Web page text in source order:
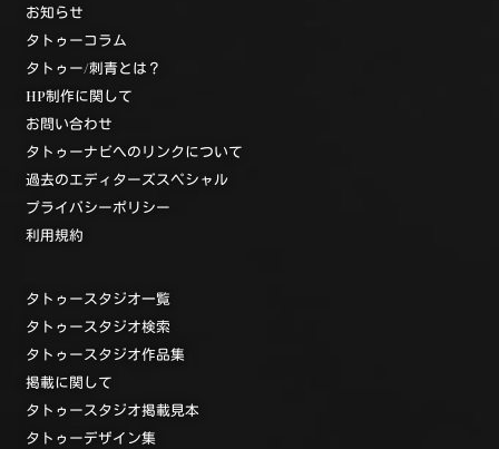
お知らせ
タトゥーコラム
タトゥー/刺青とは？
HP制作に関して
お問い合わせ
タトゥーナビへのリンクについて
過去のエディターズスペシャル
プライバシーポリシー
利用規約
タトゥースタジオ一覧
タトゥースタジオ検索
タトゥースタジオ作品集
掲載に関して
タトゥースタジオ掲載見本
タトゥーデザイン集